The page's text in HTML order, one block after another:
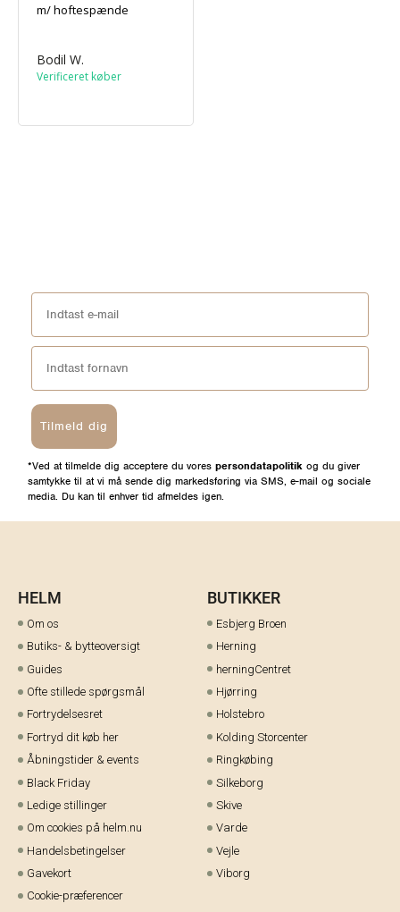
m/ hoftespænde
Bodil W.
Tilmeld dig
*Ved at tilmelde dig acceptere du vores persondatapolitik og du giver
samtykke til at vi må sende dig markedsføring via SMS, e-mail og sociale
media. Du kan til enhver tid afmeldes igen.
HELM
Om os
Butiks- & bytteoversigt
Guides
Ofte stillede spørgsmål
Fortrydelsesret
Fortryd dit køb her
Åbningstider & events
Black Friday
Ledige stillinger
Om cookies på helm.nu
Handelsbetingelser
Gavekort
Cookie-præferencer
BUTIKKER
Esbjerg Broen
Herning
herningCentret
Hjørring
Holstebro
Kolding Storcenter
Ringkøbing
Silkeborg
Skive
Varde
Vejle
Viborg